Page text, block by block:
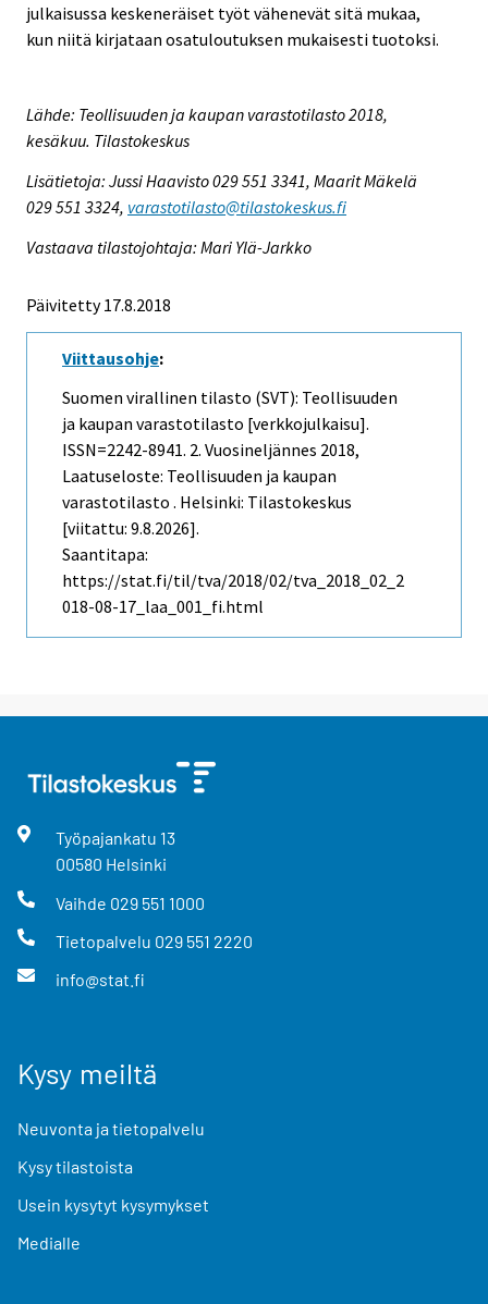
julkaisussa keskeneräiset työt vähenevät sitä mukaa,
kun niitä kirjataan osatuloutuksen mukaisesti tuotoksi.
Lähde: Teollisuuden ja kaupan varastotilasto 2018,
kesäkuu. Tilastokeskus
Lisätietoja: Jussi Haavisto 029 551 3341, Maarit Mäkelä
029 551 3324, varastotilasto@tilastokeskus.fi
Vastaava tilastojohtaja: Mari Ylä-Jarkko
Päivitetty 17.8.2018
Viittausohje:
Suomen virallinen tilasto (SVT): Teollisuuden
ja kaupan varastotilasto [verkkojulkaisu].
ISSN=2242-8941. 2. Vuosineljännes 2018,
Laatuseloste: Teollisuuden ja kaupan
varastotilasto . Helsinki: Tilastokeskus
[viitattu: 9.8.2026].
Saantitapa:
https://stat.fi/til/tva/2018/02/tva_2018_02_2
018-08-17_laa_001_fi.html
Työpajankatu 13
00580 Helsinki
Vaihde 029 551 1000
Tietopalvelu 029 551 2220
info@stat.fi
Kysy meiltä
Neuvonta ja tietopalvelu
Kysy tilastoista
Usein kysytyt kysymykset
Medialle